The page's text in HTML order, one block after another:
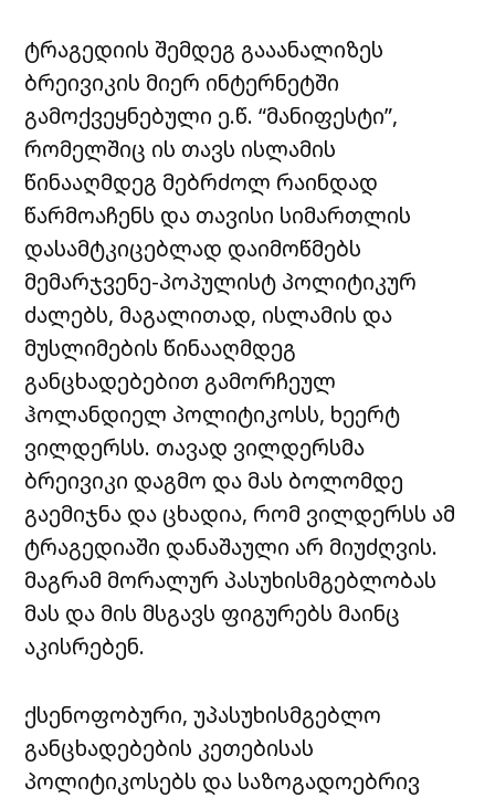
ტრაგედიის შემდეგ გააანალიზეს
ბრეივიკის მიერ ინტერნეტში
გამოქვეყნებული ე.წ. “მანიფესტი”,
რომელშიც ის თავს ისლამის
წინააღმდეგ მებრძოლ რაინდად
წარმოაჩენს და თავისი სიმართლის
დასამტკიცებლად დაიმოწმებს
მემარჯვენე-პოპულისტ პოლიტიკურ
ძალებს, მაგალითად, ისლამის და
მუსლიმების წინააღმდეგ
განცხადებებით გამორჩეულ
ჰოლანდიელ პოლიტიკოსს, ხეერტ
ვილდერსს. თავად ვილდერსმა
ბრეივიკი დაგმო და მას ბოლომდე
გაემიჯნა და ცხადია, რომ ვილდერსს ამ
ტრაგედიაში დანაშაული არ მიუძღვის.
მაგრამ მორალურ პასუხისმგებლობას
მას და მის მსგავს ფიგურებს მაინც
აკისრებენ.
ქსენოფობური, უპასუხისმგებლო
განცხადებების კეთებისას
პოლიტიკოსებს და საზოგადოებრივ